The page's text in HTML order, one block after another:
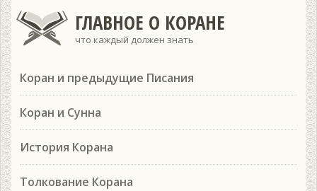
ГЛАВНОЕ О КОРАНЕ
что каждый должен знать
Коран и предыдущие Писания
Коран и Сунна
История Корана
Толкование Корана